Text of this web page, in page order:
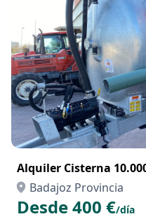
Alquiler Cisterna
Badajoz Provincia
Desde 400 €/día